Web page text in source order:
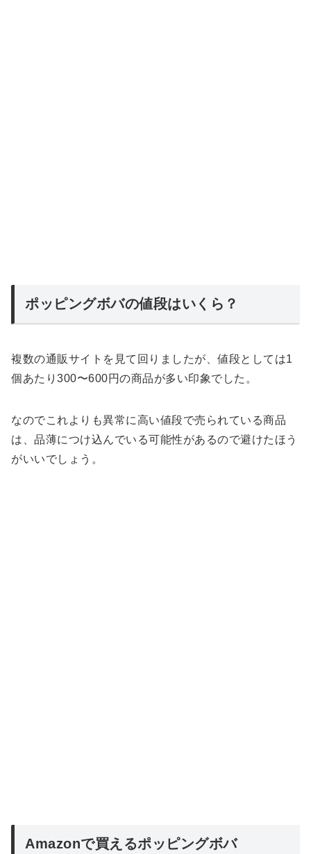
ポッピングボバの値段はいくら？
複数の通販サイトを見て回りましたが、値段としては1
個あたり300〜600円の商品が多い印象でした。
なのでこれよりも異常に高い値段で売られている商品
は、品薄につけ込んでいる可能性があるので避けたほう
がいいでしょう。
Amazonで買えるポッピングボバ